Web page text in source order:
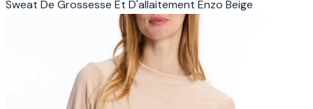
Sweat De Grossesse Et D'allaitement Enzo Beige